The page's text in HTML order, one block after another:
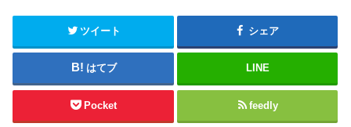
ツイート シェア
はてブ LINE
Pocket feedly